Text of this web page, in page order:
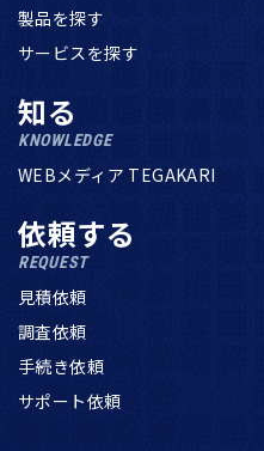
製品を探す
サービスを探す
知る
KNOWLEDGE
WEBメディア TEGAKARI
依頼する
REQUEST
見積依頼
調査依頼
手続き依頼
サポート依頼